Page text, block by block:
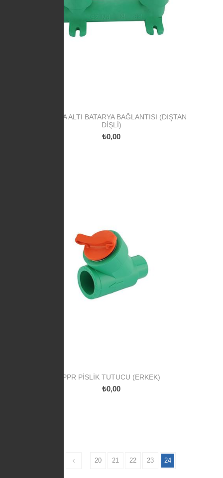
PPR SIVA ALTI BATARYA BAĞLANTISI (DIŞTAN
DIŞLI)
₺0,00
PPR PISLIK TUTUCU (ERKEK)
₺0,00
20 21 22 23 24